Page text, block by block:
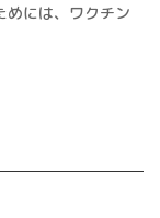
めには、ワクチン